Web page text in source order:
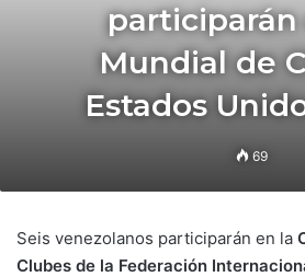
participarán
Mundial de
Estados
69
Seis venezolanos participarán en la
Clubes de la Federación